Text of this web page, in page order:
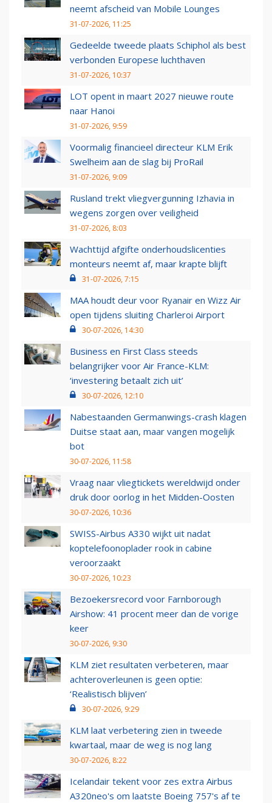
neemt afscheid van Mobile Lounges
31-07-2026, 11:25
Gedeelde tweede plaats Schiphol als best
verbonden Europese luchthaven
31-07-2026, 10:37
LOT opent in maart 2027 nieuwe route
naar Hanoi
31-07-2026, 9:59
Voormalig financieel directeur KLM Erik
Swelheim aan de slag bij ProRail
31-07-2026, 9:09
Rusland trekt vliegvergunning Izhavia in
wegens zorgen over veiligheid
31-07-2026, 8:03
Wachttijd afgifte onderhoudslicenties
monteurs neemt af, maar krapte blijft
31-07-2026, 7:15
MAA houdt deur voor Ryanair en Wizz Air
open tijdens sluiting Charleroi Airport
30-07-2026, 14:30
Business en First Class steeds
belangrijker voor Air France-KLM:
‘investering betaalt zich uit’
30-07-2026, 12:10
Nabestaanden Germanwings-crash klagen
Duitse staat aan, maar vangen mogelijk
bot
30-07-2026, 11:58
Vraag naar vliegtickets wereldwijd onder
druk door oorlog in het Midden-Oosten
30-07-2026, 10:36
SWISS-Airbus A330 wijkt uit nadat
koptelefoonoplader rook in cabine
veroorzaakt
30-07-2026, 10:23
Bezoekersrecord voor Farnborough
Airshow: 41 procent meer dan de vorige
keer
30-07-2026, 9:30
KLM ziet resultaten verbeteren, maar
achteroverleunen is geen optie:
‘Realistisch blijven’
30-07-2026, 9:29
KLM laat verbetering zien in tweede
kwartaal, maar de weg is nog lang
30-07-2026, 8:22
Icelandair tekent voor zes extra Airbus
A320neo's om laatste Boeing 757's af te